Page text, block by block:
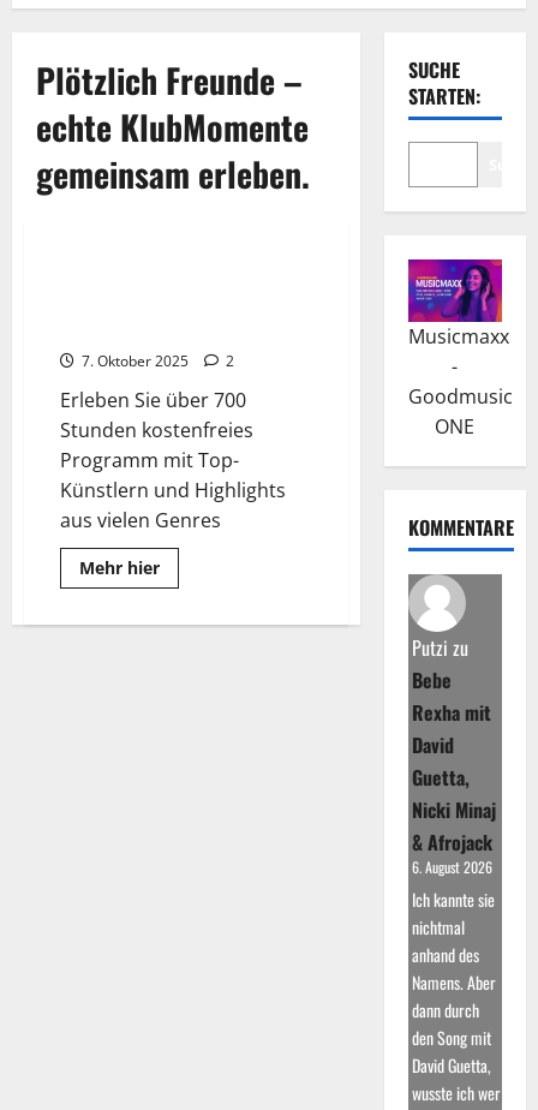
Plötzlich Freunde –
echte KlubMomente
gemeinsam erleben.
2025
Fotos
7. Oktober 2025 2
Erleben Sie über 700
Stunden kostenfreies
Programm mit Top-
Künstlern und Highlights
aus vielen Genres
Mehr hierRead
more
42.
SUCHE
STARTEN:
Musicmaxx
-
Goodmusic
ONE
KOMMENTARE
Putzi zu
Bebe
Rexha mit
David
Guetta,
Nicki Minaj
& Afrojack
6. August 2026
Ich kannte sie
nichtmal
anhand des
Namens. Aber
dann durch
den Song mit
David Guetta,
wusste ich wer